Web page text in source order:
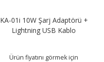
KA-01i 10W Şarj Adaptörü +
Lightning USB Kablo
Ürün fiyatını görmek için